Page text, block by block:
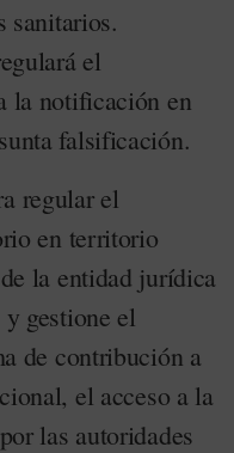
sanitarios.
el
la notificación en
falsificación.
regular el
en territorio
la entidad jurídica
gestione el
de contribución a
el acceso a la
las autoridades